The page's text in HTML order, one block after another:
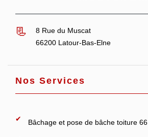
8 Rue du Muscat
66200 Latour-Bas-Elne
Nos Services
Bâchage et pose de bâche toiture 66